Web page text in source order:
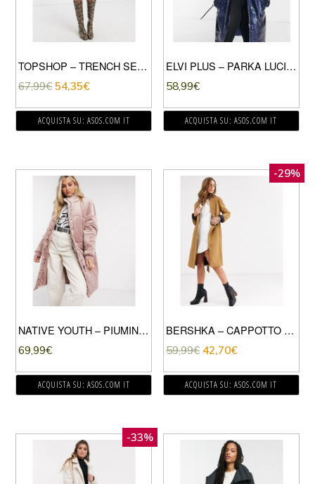
TOPSHOP – TRENCH SENZA MANICHE CORTO SABBIA-BEIGE
67,99€ 54,35€
ACQUISTA SU: ASOS.COM IT
ELVI PLUS – PARKA LUCIDO VERDE-AZZURRO
58,99€
ACQUISTA SU: ASOS.COM IT
NATIVE YOUTH – PIUMINO LUNGO IN VELLUTO ROSA POLVERE
69,99€
ACQUISTA SU: ASOS.COM IT
-29%
BERSHKA – CAPPOTTO SARTORIALE CAMMELLO ALLACCIATO IN VITA-BEIGE
59,99€ 42,70€
ACQUISTA SU: ASOS.COM IT
-33%